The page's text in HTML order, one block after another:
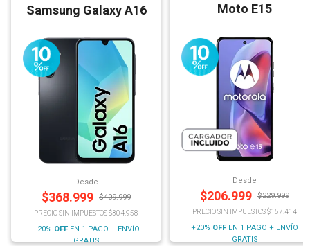
Samsung Galaxy A16
Desde
$368.999 $409.999
PRECIO SIN IMPUESTOS $304.958
+20% OFF EN 1 PAGO + ENVÍO
GRATIS
Moto E15
Desde
$206.999 $229.999
PRECIO SIN IMPUESTOS $157.414
+20% OFF EN 1 PAGO + ENVÍO
GRATIS